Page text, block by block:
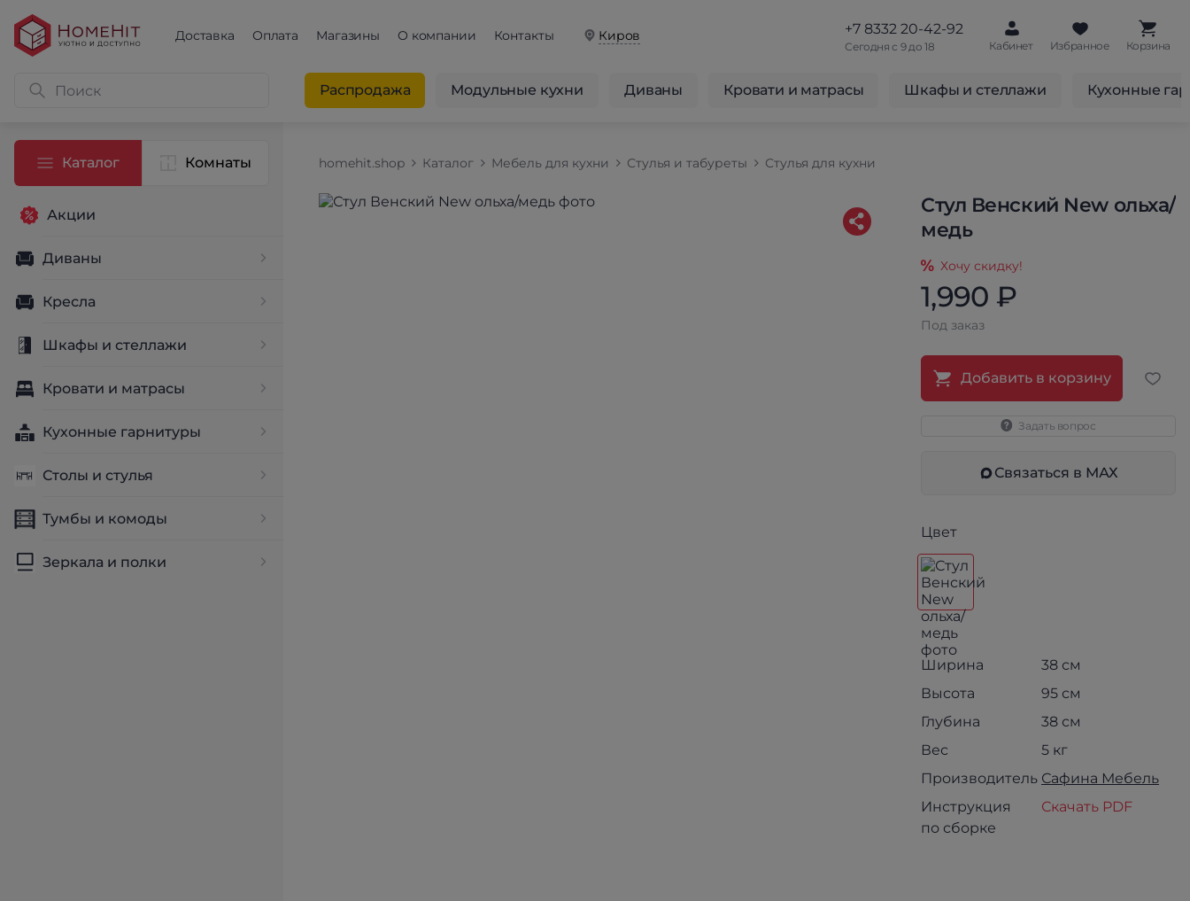
Доставка Оплата Магазины О компании Контакты Киров +7 8332 20-42-92
Сегодня с 9 до 18 Кабинет Избранное Корзина
Распродажа Модульные кухни Диваны Кровати и матрасы Шкафы и стеллажи Кухонные
Каталог Комнаты
Акции
Диваны
Кресла
Шкафы и стеллажи
Кровати и матрасы
Кухонные гарнитуры
Столы и стулья
Тумбы и комоды
Зеркала и полки
homehit.shop Каталог Мебель для кухни Стулья и табуреты Стулья для кухни
Стул Венский New ольха/
медь
Хочу скидку!
1,990 ₽
Под заказ
Добавить в корзину
Задать вопрос
Связаться в МАХ
Цвет
Ширина
38 см
Высота
95 см
Глубина
38 см
Вес
5 кг
Производитель Сафина Мебель
Инструкция
по сборке
Скачать PDF